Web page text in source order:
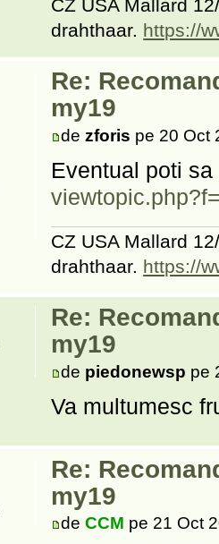
CZ USA Mallard
drahthaar. https://
Re:
my19
dezforis pe 20 Oct
Eventual poti
CZ USA Mallard
drahthaar. https://
Re:
my19
de piedonewsp pe
Va multumesc
Re:
my19
deCCM pe 21 Oct